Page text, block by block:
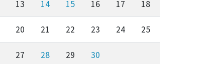
13 14 15 16 17 18
20 21 22 23 24 25
27 28 29 30